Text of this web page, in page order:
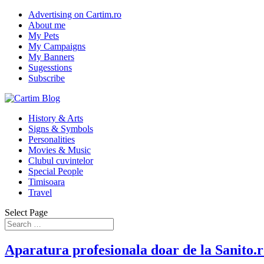
Advertising on Cartim.ro
About me
My Pets
My Campaigns
My Banners
Sugesstions
Subscribe
History & Arts
Signs & Symbols
Personalities
Movies & Music
Clubul cuvintelor
Special People
Timisoara
Travel
Select Page
Aparatura profesionala doar de la